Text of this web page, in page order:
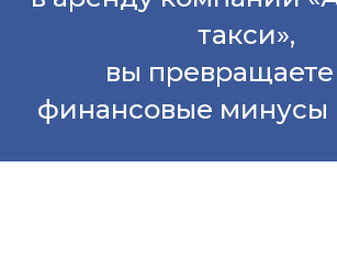
такси»,
вы превращаете
финансовые минусы